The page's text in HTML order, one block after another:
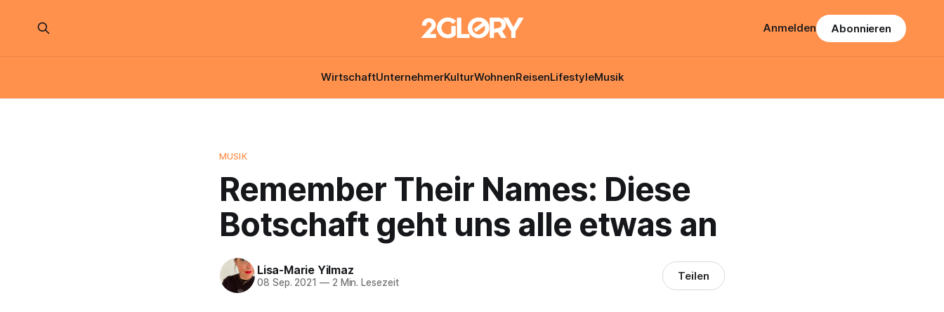
WirtschaftUnternehmerKulturWohnenReisenLifestyleMusik
Anmelden Abonnieren
MUSIK
Remember Their Names: Diese
Botschaft geht uns alle etwas an
Lisa-Marie Yilmaz
08 Sep. 2021 —2 Min. Lesezeit Teilen